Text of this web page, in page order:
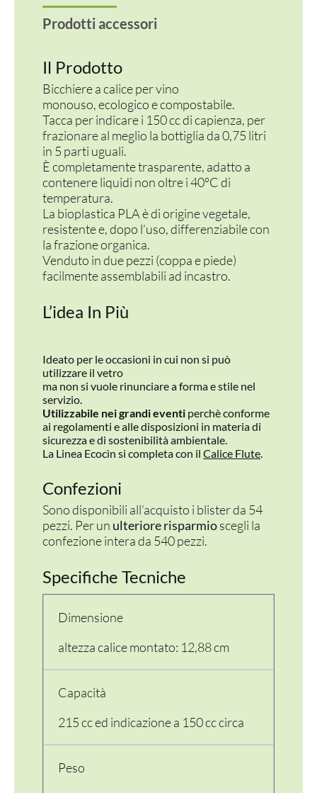
Prodotti accessori
Il Prodotto
Bicchiere a calice per vino
monouso, ecologico e compostabile.
Tacca per indicare i 150 cc di capienza, per
frazionare al meglio la bottiglia da 0,75 litri
in 5 parti uguali.
È completamente trasparente, adatto a
contenere liquidi non oltre i 40°C di
temperatura.
La bioplastica PLA è di origine vegetale,
resistente e, dopo l’uso, differenziabile con
la frazione organica.
Venduto in due pezzi (coppa e piede)
facilmente assemblabili ad incastro.
L’idea In Più
Ideato per le occasioni in cui non si può
utilizzare il vetro
ma non si vuole rinunciare a forma e stile nel
servizio.
Utilizzabile nei grandi eventi perchè conforme
ai regolamenti e alle disposizioni in materia di
sicurezza e di sostenibilità ambientale.
La Linea Ecocìn si completa con il Calice Flute.
Confezioni
Sono disponibili all’acquisto i blister da 54
pezzi. Per un ulteriore risparmioscegli la
confezione intera da 540 pezzi.
Specifiche Tecniche
Dimensione
altezza calice montato: 12,88 cm
Capacità
215 cc ed indicazione a 150 cc circa
Peso